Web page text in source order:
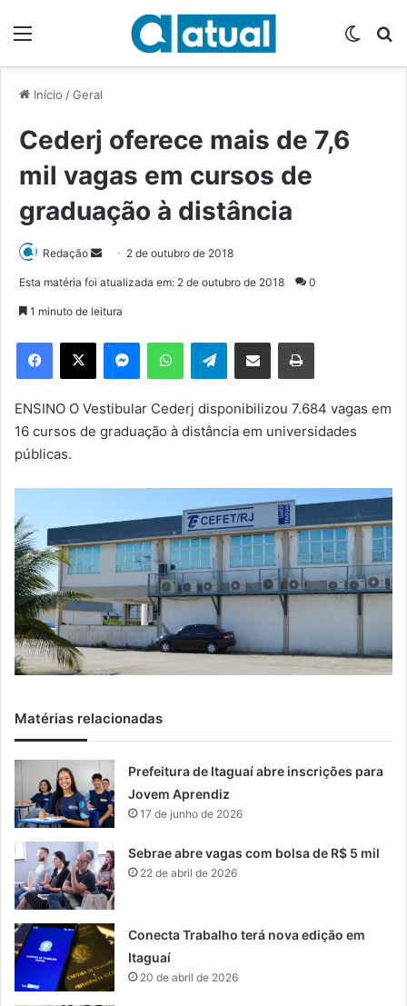
Início /Geral
Cederj oferece mais de 7,6
mil vagas em cursos de
graduação à distância
Redação
d
e
m
e
-
i
2 de outubro de 2018
Esta matéria foi atualizada em: 2 de outubro de 2018 0
1 minuto de leitura
Telegram
ENSINO O Vestibular Cederj disponibilizou 7.684 vagas em
16 cursos de graduação à distância em universidades
públicas.
Matérias relacionadas
Prefeitura de Itaguaí abre inscrições para
Jovem Aprendiz
17 de junho de 2026
Sebrae abre vagas com bolsa de R$ 5 mil
22 de abril de 2026
Conecta Trabalho terá nova edição em
Itaguaí
20 de abril de 2026